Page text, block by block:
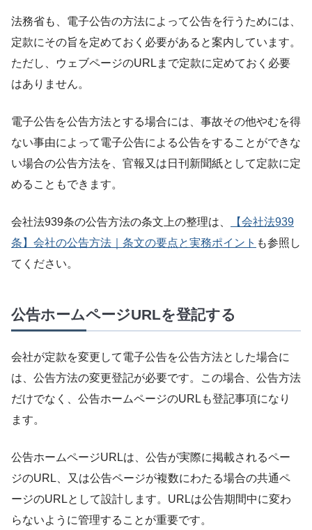
法務省も、電子公告の方法によって公告を行うためには、
定款にその旨を定めておく必要があると案内しています。
ただし、ウェブページのURLまで定款に定めておく必要
はありません。
電子公告を公告方法とする場合には、事故その他やむを得
ない事由によって電子公告による公告をすることができな
い場合の公告方法を、官報又は日刊新聞紙として定款に定
めることもできます。
会社法939条の公告方法の条文上の整理は、
【会社法939
条】会社の公告方法｜条文の要点と実務ポイント も参照し
てください。
公告ホームページURLを登記する
会社が定款を変更して電子公告を公告方法とした場合に
は、公告方法の変更登記が必要です。この場合、公告方法
だけでなく、公告ホームページのURLも登記事項になり
ます。
公告ホームページURLは、公告が実際に掲載されるペー
ジのURL、又は公告ページが複数にわたる場合の共通ペ
ージのURLとして設計します。URLは公告期間中に変わ
らないように管理することが重要です。